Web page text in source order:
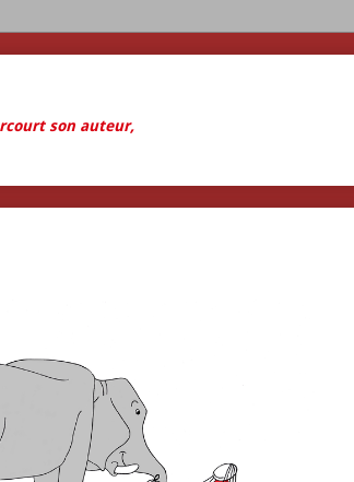
son auteur,